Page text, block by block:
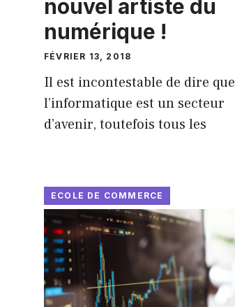
nouvel artiste du
numérique !
FÉVRIER 13, 2018
Il est incontestable de dire que
l’informatique est un secteur
d’avenir, toutefois tous les
ECOLE DE COMMERCE